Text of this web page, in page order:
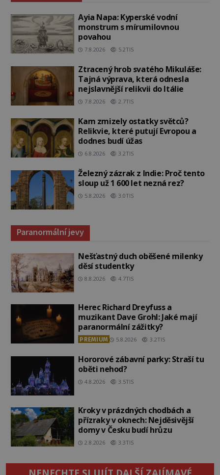
Ayia Napa: Kyperské vodní
monstrum s mírumilovnou
povahou
7.8.2026 5.2TIS
Ztracený hrob svatého Mikuláše:
Tajná výprava, která odnesla
nejslavnější relikvii do Itálie
7.8.2026 2.7TIS
Kam zmizely ostatky světců?
Relikvie, které putují Evropou a
dodnes budí úžas
6.8.2026 3.2TIS
Železný zázrak z Indie: Proč tento
sloup už 1 600 let nezná rez?
5.8.2026 3.0TIS
Paranormální jevy
Nešťastný duch oběšené milenky
děsí studentky
8.8.2026 4.7TIS
Herec Richard Dreyfuss a
muzikant Dave Grohl: Jaké mají
paranormální zážitky?
PREMIUM 5.8.2026 3.2TIS
Hororové zábavní parky: Straší tu
oběti nehod?
4.8.2026 3.5TIS
Kroky v prázdných chodbách a
přízraky v oknech: Nejděsivější
domy v Česku budí hrůzu
2.8.2026 3.3TIS